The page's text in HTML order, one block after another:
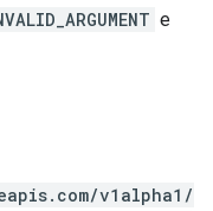
e
v1alpha1/